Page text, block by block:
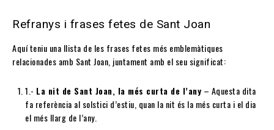
Refranys i frases fetes de Sant Joan
Aquí teniu una llista de les frases fetes més emblemàtiques
relacionades amb Sant Joan, juntament amb el seu significat:
1.- La nit de Sant Joan, la més curta de l’any – Aquesta dita
fa referència al solstici d’estiu, quan la nit és la més curta i el dia
el més llarg de l’any.